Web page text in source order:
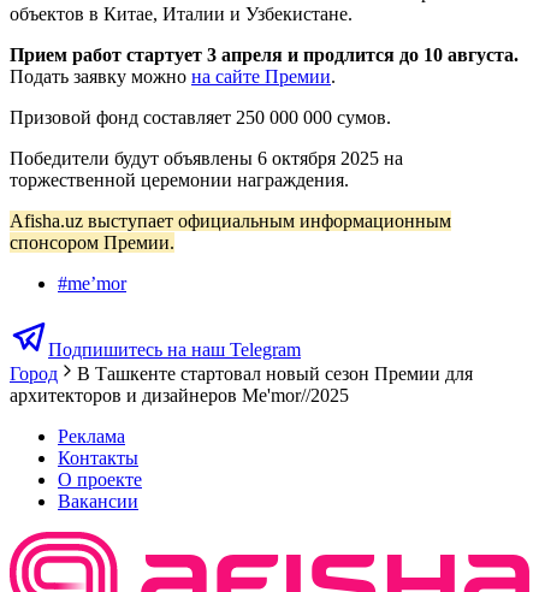
объектов в Китае, Италии и Узбекистане.
Прием работ стартует 3 апреля и продлится до 10 августа.
Подать заявку можно на сайте Премии.
Призовой фонд составляет 250 000 000 сумов.
Победители будут объявлены 6 октября 2025 на
торжественной церемонии награждения.
Afisha.uz выступает официальным информационным
спонсором Премии.
#me’mor
Подпишитесь на наш Telegram
Город
В Ташкенте стартовал новый сезон Премии для
архитекторов и дизайнеров Me'mor//2025
Реклама
Контакты
О проекте
Вакансии